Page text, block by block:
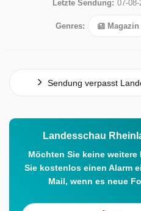
Letzte Sendung: 07-
Genres: Magazin
Sendung verpasst
Landesschau
Möchten Sie keine
Sie kostenlos einen Alarm
Mail, wenn es neue